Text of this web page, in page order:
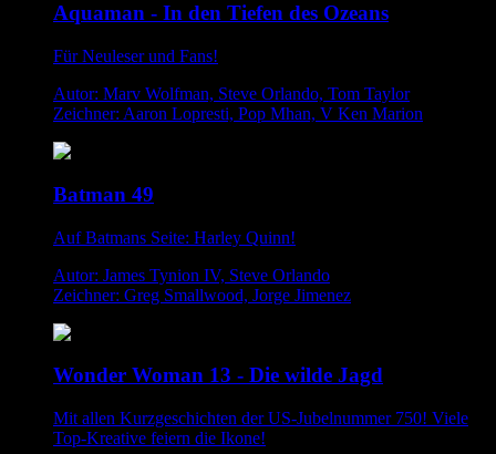
Aquaman - In den Tiefen des Ozeans
Für Neuleser und Fans!
Autor: Marv Wolfman, Steve Orlando, Tom Taylor
Zeichner: Aaron Lopresti, Pop Mhan, V Ken Marion
Batman 49
Auf Batmans Seite: Harley Quinn!
Autor: James Tynion IV, Steve Orlando
Zeichner: Greg Smallwood, Jorge Jimenez
Wonder Woman 13 - Die wilde Jagd
Mit allen Kurzgeschichten der US-Jubelnummer 750! Viele
Top-Kreative feiern die Ikone!